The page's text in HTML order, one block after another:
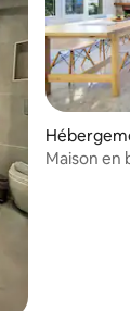
: 4,99 sur 5
Maison en